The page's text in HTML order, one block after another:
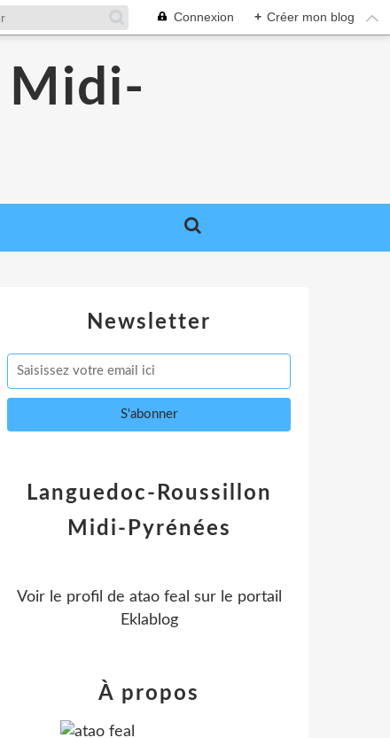
Connexion + Créer mon blog
Midi-
Newsletter
Languedoc-Roussillon
Midi-Pyrénées
Voir le profil de atao feal sur le portail
Eklablog
À propos